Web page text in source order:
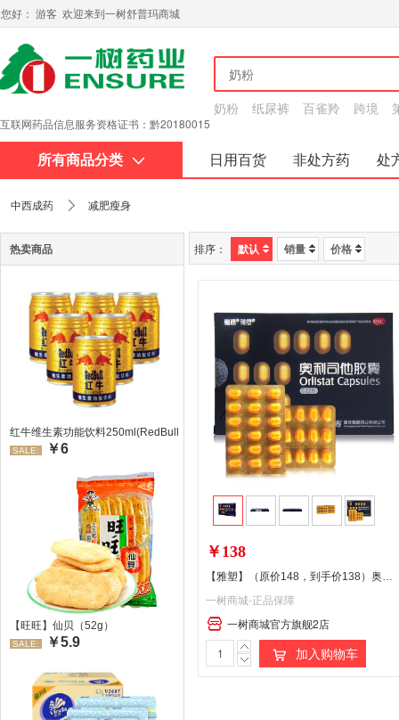
您好： 游客 欢迎来到一树舒普玛商城
互联网药品信息服务资格证书：黔20180015
奶粉 纸尿裤 百雀羚 跨境
所有商品分类 日用百货 非处方药
处
中西成药 减肥瘦身
热卖商品
红牛维生素功能饮料250ml(RedBull/红牛)
SALE: ￥6
【旺旺】仙贝（52g）
SALE: ￥5.9
排序： 默认 销量 价格
￥138
【雅塑】（原价148，到手价138）奥利司他胶囊 0.12g*18粒
一树商城-正品保障
一树商城官方旗舰2店
加入购物车